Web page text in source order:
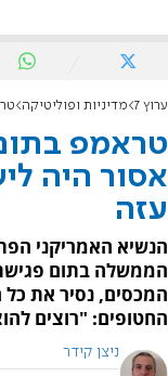
ערוץ 7 מדיניות ופוליטיקה
טראמפ
אסור היה
עזה
הנשיא האמריקני
הממשלה בתום
המכסים, נסיר את כל
החטופים: "רוצים
ניצן קידר